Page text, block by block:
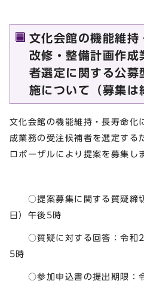
文化会館の機能維持
改修・整備計画作成
者選定に関する公募
施について（募集は
文化会館の機能維持・長寿命化
成業務の受注候補者を選定する
ロポーザルにより提案を募集し
○提案募集に関する質疑締
日）午後5時
○質疑に対する回答：令和2
5時
○参加申込書の提出期限：令